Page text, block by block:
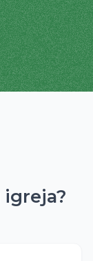
igreja?